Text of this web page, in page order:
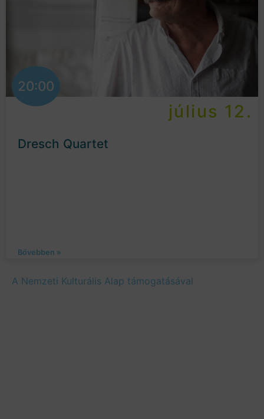
20:00
július 12.
Dresch Quartet
Bővebben »
A Nemzeti Kulturális Alap támogatásával